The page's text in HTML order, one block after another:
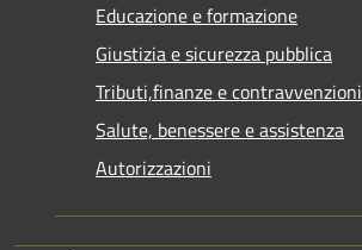
Educazione e formazione
Giustizia e sicurezza pubblica
Tributi,finanze e contravvenzioni
Salute, benessere e assistenza
Autorizzazioni